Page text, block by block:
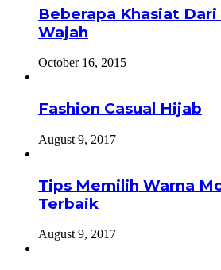
Beberapa Khasiat
Wajah
October 16, 2015
Fashion Casual Hijab
August 9, 2017
Tips Memilih Warna
Terbaik
August 9, 2017